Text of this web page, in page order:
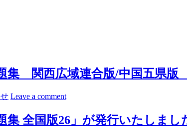
集 関西広域連合版/中国五県版
Leave a comment
全国版26」が発行いたしまし